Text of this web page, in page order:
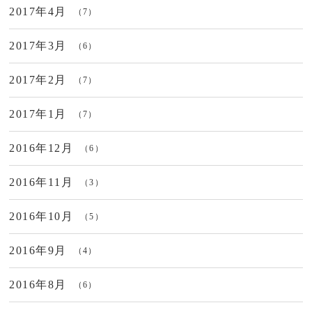
2017年4月 （7）
2017年3月 （6）
2017年2月 （7）
2017年1月 （7）
2016年12月 （6）
2016年11月 （3）
2016年10月 （5）
2016年9月 （4）
2016年8月 （6）